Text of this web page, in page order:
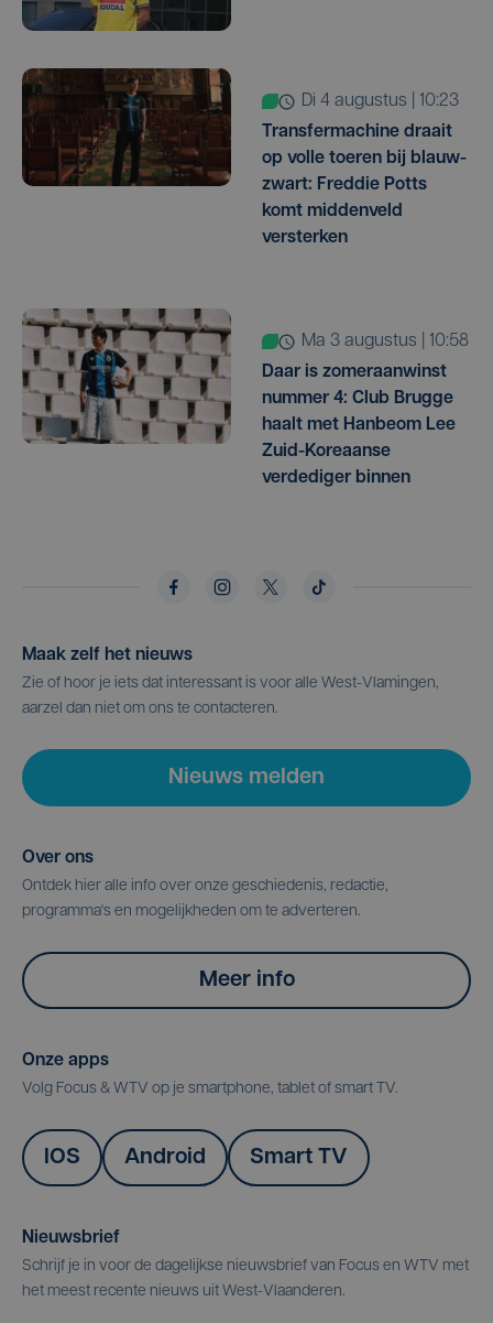
di 4 augustus | 10:23
Transfermachine draait
op volle toeren bij blauw-
zwart: Freddie Potts
komt middenveld
versterken
ma 3 augustus | 10:58
Daar is zomeraanwinst
nummer 4: Club Brugge
haalt met Hanbeom Lee
Zuid-Koreaanse
verdediger binnen
Maak zelf het nieuws
Zie of hoor je iets dat interessant is voor alle West-Vlamingen,
aarzel dan niet om ons te contacteren.
Nieuws melden
Over ons
Ontdek hier alle info over onze geschiedenis, redactie,
programma's en mogelijkheden om te adverteren.
Meer info
Onze apps
Volg Focus & WTV op je smartphone, tablet of smart TV.
IOS Android Smart TV
Nieuwsbrief
Schrijf je in voor de dagelijkse nieuwsbrief van Focus en WTV met
het meest recente nieuws uit West-Vlaanderen.